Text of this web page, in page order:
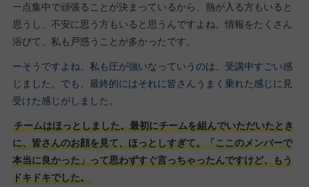
一点集中で頑張ることが決まっているから、熱が入る方もいると
思うし、不安に思う方もいると思うんですよね。情報をたくさん
浴びて、私も戸惑うことが多かったです。
ーそうですよね。私も圧が強いなっていうのは、受講中すごい感
じました。でも、最終的にはそれに皆さんうまく乗れた感じに見
受けた感じがしました。
チームはほっとしました。最初にチームを組んでいただいたとき
に、皆さんのお顔を見て、ほっとしすぎて。「ここのメンバーで
本当に良かった」って思わずすぐ言っちゃったんですけど、もう
ドキドキでした。